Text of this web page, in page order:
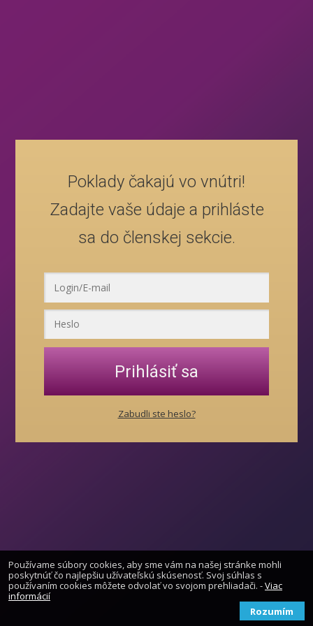
Poklady čakajú vo vnútri!
Zadajte vaše údaje a prihláste
sa do členskej sekcie.
Prihlásiť sa
Zabudli ste heslo?
Používame súbory cookies, aby sme vám na našej stránke mohli
poskytnúť čo najlepšiu užívateľskú skúsenosť. Svoj súhlas s
používaním cookies môžete odvolať vo svojom prehliadači. -Viac
informácií
Rozumím